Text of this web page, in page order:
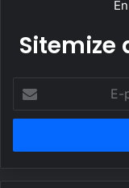
Sitemize
posta
adresinizi